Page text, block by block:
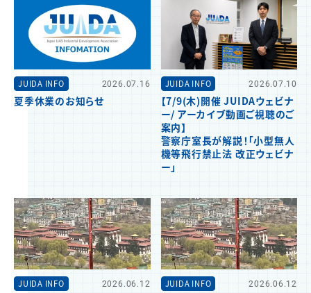
JUIDA INFO 2026.07.16
夏季休業のお知らせ
JUIDA INFO 2026.07.10
【7/9(木)開催 JUIDAウェビナ
ー/ アーカイブ動画ご視聴のご
案内】
警察庁室長が解説！「小型無人
機等飛行禁止法 改正ウェビナ
ー」
JUIDA INFO 2026.06.12 JUIDA INFO 2026.06.12